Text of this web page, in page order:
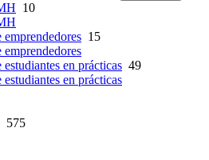
10
15
en prácticas 49
en prácticas
575